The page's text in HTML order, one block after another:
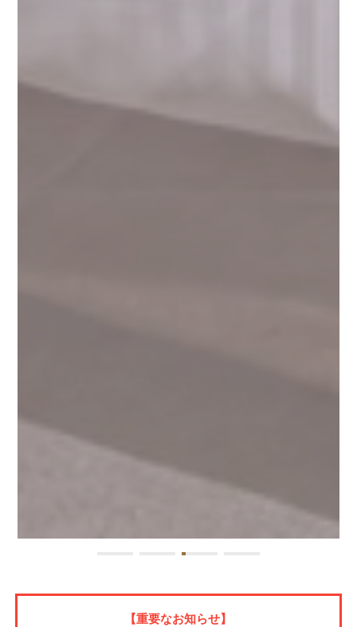
【重要なお知らせ】